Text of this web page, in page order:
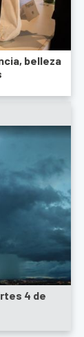
belleza
4 de